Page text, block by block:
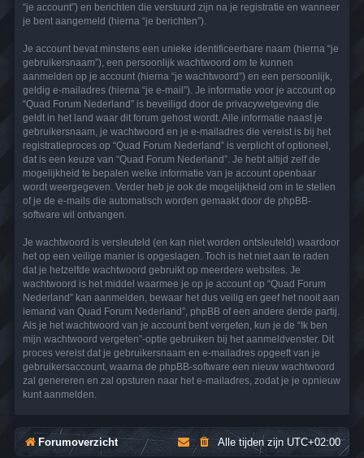
“je account”) en berichten die verstuurd zijn na je registratie en wanneer
je bent aangemeld (hierna “je berichten”).
Je account bevat minstens een unieke identificeerbare naam (hierna “je
gebruikersnaam”), een persoonlijk wachtwoord om te kunnen
aanmelden op je account (hierna “je wachtwoord”) en een persoonlijk,
geldig e-mailadres (hierna “je e-mail”). Je informatie voor je account op
“Quad Forum Nederland” is beveiligd door de privacywetgeving die
geldt in het land waar dit forum gehost wordt. Alle informatie naast je
gebruikersnaam, je wachtwoord en je e-mailadres die vereist is bij het
registratieproces op “Quad Forum Nederland” is verplicht of optioneel,
dat is een keuze van “Quad Forum Nederland”. Je hebt altijd zelf de
mogelijkheid te bepalen welke informatie van je account openbaar
wordt weergegeven. Verder heb je ook de mogelijkheid om in te stellen
of je de e-mails die automatisch worden gemaakt door de phpBB-
software wil ontvangen.
Je wachtwoord is versleuteld (en kan niet worden ontsleuteld) waardoor
het op een veilige manier is opgeslagen. Toch is het niet aan te raden
dat je hetzelfde wachtwoord gebruikt op meerdere websites. Je
wachtwoord is het middel waarmee je op je account op “Quad Forum
Nederland” kan aanmelden, bewaar het dus veilig en geef het nooit aan
iemand van Quad Forum Nederland”, phpBB of een andere derde partij.
Als je het wachtwoord van je account bent vergeten, kun je de “Ik ben
mijn wachtwoord vergeten”-optie gebruiken bij het aanmeldvenster. Dit
proces vereist dat je gebruikersnaam en e-mailadres opgeeft van je
gebruikersaccount, waarna de phpBB-software een nieuw wachtwoord
zal genereren en zal opsturen naar het e-mailadres, zodat je je opnieuw
kunt aanmelden.
Forumoverzicht Alle tijden zijnUTC+02:00